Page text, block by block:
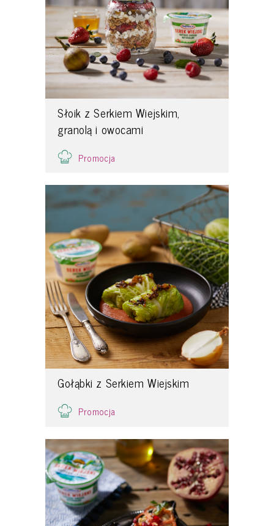
Słoik z Serkiem Wiejskim,
granolą i owocami
Promocja
Gołąbki z Serkiem Wiejskim
Promocja